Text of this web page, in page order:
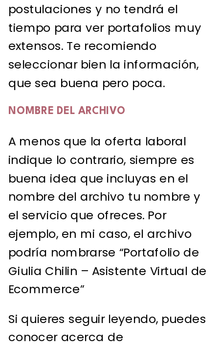
postulaciones y no tendrá el
tiempo para ver portafolios muy
extensos. Te recomiendo
seleccionar bien la información,
que sea buena pero poca.
NOMBRE DEL ARCHIVO
A menos que la oferta laboral
indique lo contrario, siempre es
buena idea que incluyas en el
nombre del archivo tu nombre y
el servicio que ofreces. Por
ejemplo, en mi caso, el archivo
podría nombrarse “Portafolio de
Giulia Chilin – Asistente Virtual de
Ecommerce”
Si quieres seguir leyendo, puedes
conocer acerca de